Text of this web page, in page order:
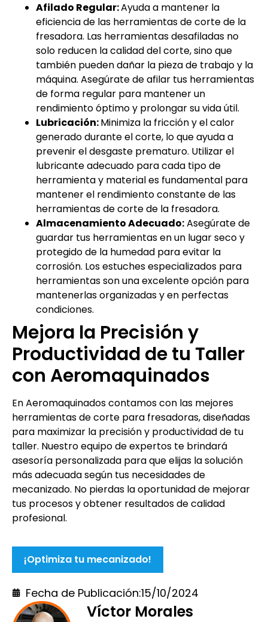
Afilado Regular:Ayuda a mantener la
eficiencia de las herramientas de corte de la
fresadora. Las herramientas desafiladas no
solo reducen la calidad del corte, sino que
también pueden dañar la pieza de trabajo y la
máquina. Asegúrate de afilar tus herramientas
de forma regular para mantener un
rendimiento óptimo y prolongar su vida útil.
Lubricación:Minimiza la fricción y el calor
generado durante el corte, lo que ayuda a
prevenir el desgaste prematuro. Utilizar el
lubricante adecuado para cada tipo de
herramienta y material es fundamental para
mantener el rendimiento constante de las
herramientas de corte de la fresadora.
Almacenamiento Adecuado:Asegúrate de
guardar tus herramientas en un lugar seco y
protegido de la humedad para evitar la
corrosión. Los estuches especializados para
herramientas son una excelente opción para
mantenerlas organizadas y en perfectas
condiciones.
Mejora la Precisión y
Productividad de tu Taller
con Aeromaquinados
En Aeromaquinados contamos con las mejores
herramientas de corte para fresadoras, diseñadas
para maximizar la precisión y productividad de tu
taller. Nuestro equipo de expertos te brindará
asesoría personalizada para que elijas la solución
más adecuada según tus necesidades de
mecanizado. No pierdas la oportunidad de mejorar
tus procesos y obtener resultados de calidad
profesional.
¡Optimiza tu mecanizado!
Fecha de Publicación:15/10/2024
Víctor Morales